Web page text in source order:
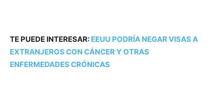
TE PUEDE INTERESAR: EEUU PODRÍA NEGAR VISAS A
EXTRANJEROS CON CÁNCER Y OTRAS
ENFERMEDADES CRÓNICAS